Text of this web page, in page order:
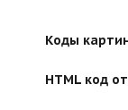
Коды
HTML код